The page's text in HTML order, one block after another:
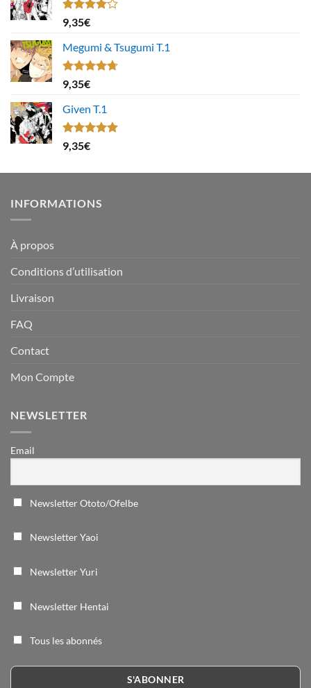
Note
4.00
5
9,35€
Megumi & Tsugumi T.1
Note4.67
sur 5
9,35€
Given T.1
Note5.00
sur 5
9,35€
INFORMATIONS
À propos
Conditions d’utilisation
Livraison
FAQ
Contact
Mon Compte
NEWSLETTER
Email
Newsletter Ototo/Ofelbe
Newsletter Yaoi
Newsletter Yuri
Newsletter Hentai
Tous les abonnés